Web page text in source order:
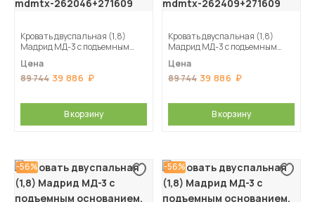
Кровать двуспальная (1,8)
Мадрид МД-3 с подъемным
Цена
89 744 39 886
В корзину
Кровать двуспальная (1,8)
Мадрид МД-3 с подъемным
Цена
89 744 39 886
В корзину
-56% -56%